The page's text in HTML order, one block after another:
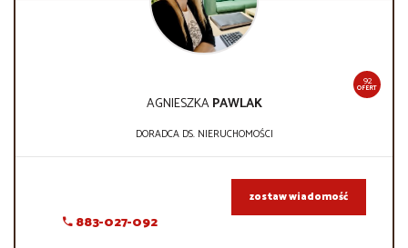
92
OFERT
AGNIESZKAPAWLAK
DORADCA DS. NIERUCHOMOŚCI
883-027-092
zostaw wiadomość